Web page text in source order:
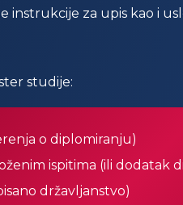
instrukcije za upis kao i
studije:
o diplomiranju)
ispitima (ili dodatak
državljanstvo)